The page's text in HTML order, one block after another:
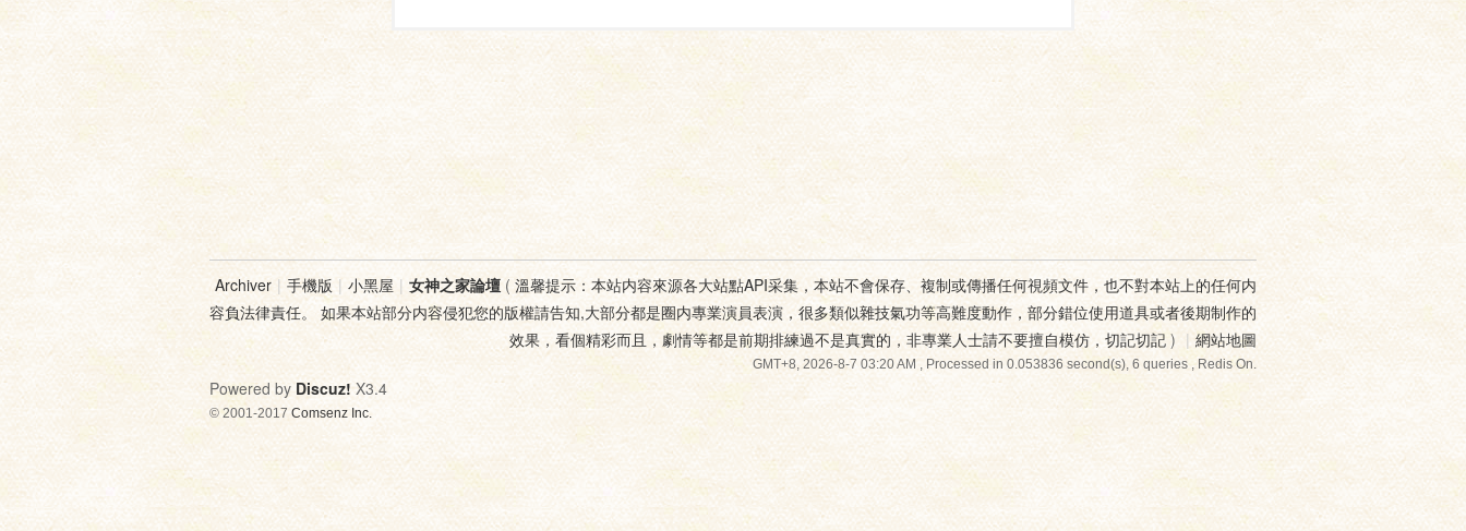
Archiver | 手機版 | 小黑屋 | 女神之家論壇 ( 溫馨提示：本站内容來源各大站點API采集，本站不會保存、複制或傳播任何視頻文件，也不對本站上的任何内
容負法律責任。 如果本站部分内容侵犯您的版權請告知,大部分都是圈内專業演員表演，很多類似雜技氣功等高難度動作，部分錯位使用道具或者後期制作的
效果，看個精彩而且，劇情等都是前期排練過不是真實的，非專業人士請不要擅自模仿，切記切記 ) | 網站地圖
GMT+8, 2026-8-7 03:20 AM, Processed in 0.053836 second(s), 6 queries , Redis On.
Powered by Discuz! X3.4
© 2001-2017 Comsenz Inc.